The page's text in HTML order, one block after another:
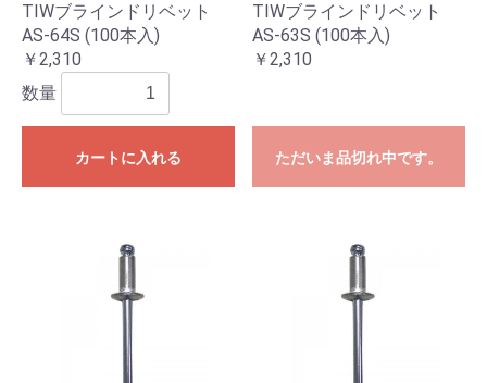
TIWブラインドリベット
AS-64S (100本入)
￥2,310
数量
カートに入れる
TIWブラインドリベット
AS-63S (100本入)
￥2,310
ただいま品切れ中です。